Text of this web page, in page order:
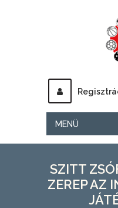
MENÜ
SZITT
ZEREP AZ